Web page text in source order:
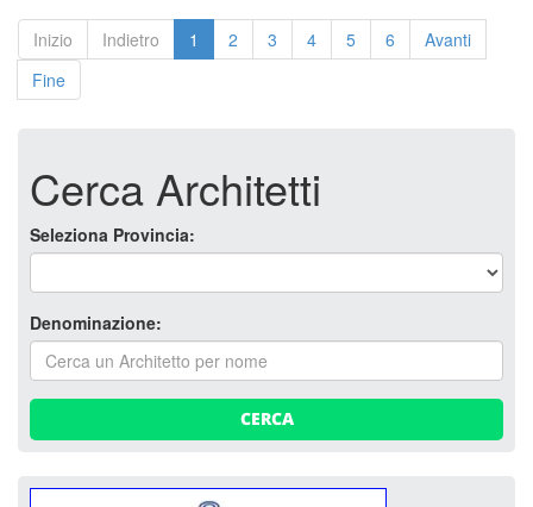
Inizio Indietro 1 2 3 4 5 6
Avanti
Fine
Cerca Architetti
Seleziona Provincia:
Denominazione:
CERCA